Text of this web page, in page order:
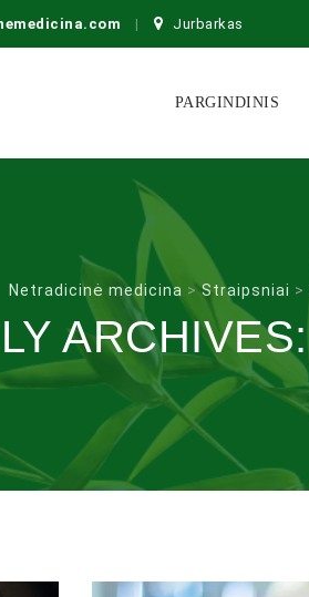
Jurbarkas
content
PARGINDINIS
Netradicinė medicina >Straipsniai >
ARCHIVES: